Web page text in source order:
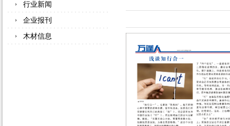
行业新闻
企业报刊
木材信息